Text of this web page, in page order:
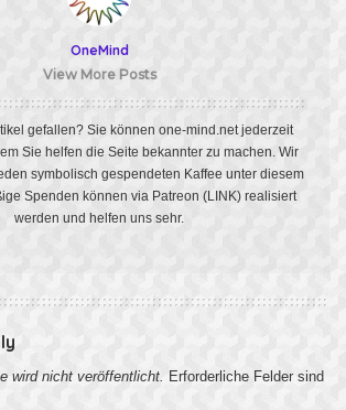
OneMind
View More Posts
gefallen? Sie können one-mind.net jederzeit
Sie helfen die Seite bekannter zu machen. Wir
symbolisch gespendeten Kaffee unter diesem
Spenden können via Patreon (LINK)realisiert
werden und helfen uns sehr.
wird nicht veröffentlicht. Erforderliche Felder sind